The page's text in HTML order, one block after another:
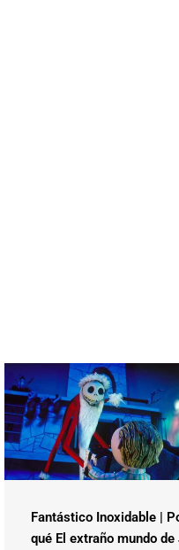
Fantástico Inoxidable |
qué El extraño mundo de